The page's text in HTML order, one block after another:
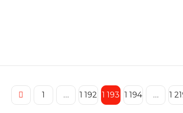
1 … 1 192 1 193 1 194 … 1